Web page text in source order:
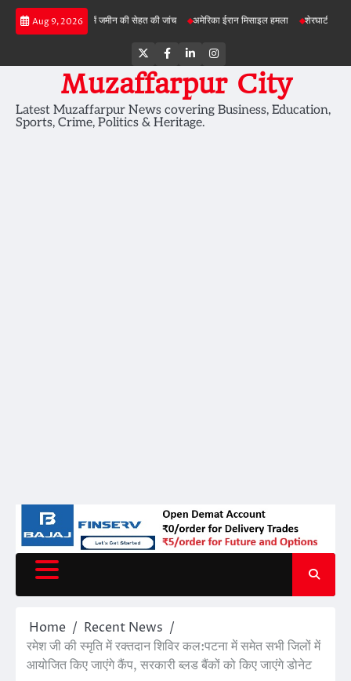
Skip
Aug 9, 2026
परियोजनाओं में जमीन की सेहत की जांच अमेरिका ईरान मिसाइल हमला शेरघाटी छात्रा दुष्कर्म
Twitter
Facebook
LinkedInInstagram
Muzaffarpur City
Latest Muzaffarpur News covering Business, Education,
Sports, Crime, Politics & Heritage.
Home
Recent News
रमेश जी की स्मृति में रक्तदान शिविर कल:पटना में समेत सभी जिलों में
आयोजित किए जाएंगे कैंप, सरकारी ब्लड बैंकों को किए जाएंगे डोनेट